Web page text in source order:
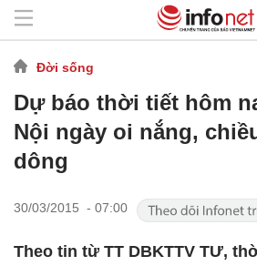
Đời sống
Dự báo thời tiết hôm
Nội ngày oi nắng,
dông
30/03/2015 - 07:00
Theo tin từ TT DBKTTV TƯ,